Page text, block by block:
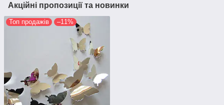
Акційні пропозиції та новинки
Топ продажів –11%